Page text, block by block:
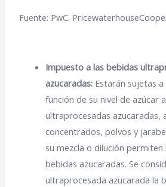
Fuente: PwC.
Impuesto a las bebidas
azucaradas: Estarán sujetas
función de su nivel de azúcar
ultraprocesadas azucaradas,
concentrados, polvos y
su mezcla o dilución
bebidas azucaradas. Se
ultraprocesada azucarada la